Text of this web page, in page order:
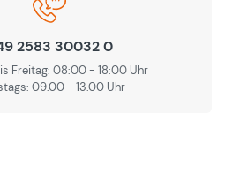
2583 30032 0
Freitag: 08:00 - 18:00 Uhr
09.00 - 13.00 Uhr